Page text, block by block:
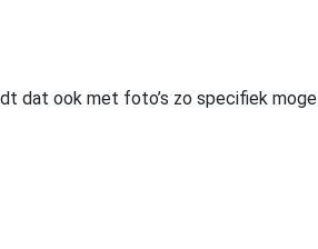
dat ook met foto’s zo specifiek